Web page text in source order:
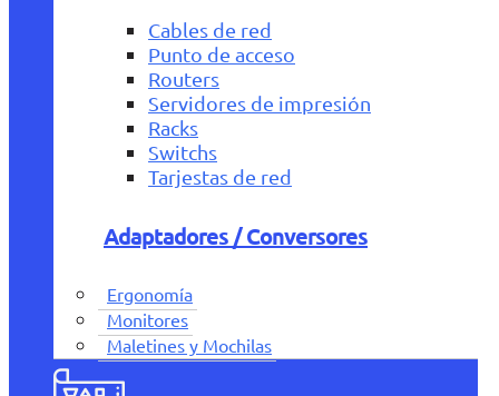
Cables de red
Punto de acceso
Routers
Servidores de impresión
Racks
Switchs
Tarjestas de red
Adaptadores / Conversores
Ergonomía
Monitores
Maletines y Mochilas